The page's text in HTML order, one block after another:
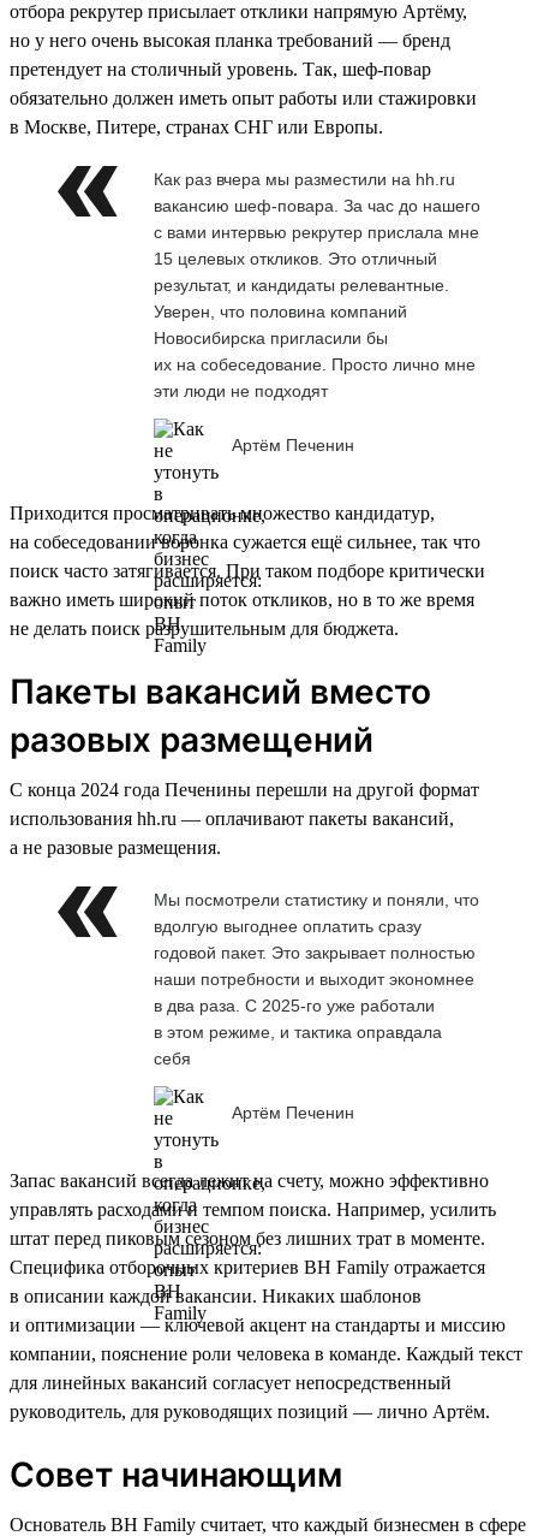
отбора рекрутер присылает отклики напрямую Артёму,
но у него очень высокая планка требований — бренд
претендует на столичный уровень. Так, шеф-повар
обязательно должен иметь опыт работы или стажировки
в Москве, Питере, странах СНГ или Европы.
Как раз вчера мы разместили на hh.ru
вакансию шеф-повара. За час до нашего
с вами интервью рекрутер прислала мне
15 целевых откликов. Это отличный
результат, и кандидаты релевантные.
Уверен, что половина компаний
Новосибирска пригласили бы
их на собеседование. Просто лично мне
эти люди не подходят
Артём Печенин
Приходится просматривать множество кандидатур,
на собеседовании воронка сужается ещё сильнее, так что
поиск часто затягивается. При таком подборе критически
важно иметь широкий поток откликов, но в то же время
не делать поиск разрушительным для бюджета.
Пакеты вакансий вместо
разовых размещений
С конца 2024 года Печенины перешли на другой формат
использования hh.ru — оплачивают пакеты вакансий,
а не разовые размещения.
Мы посмотрели статистику и поняли, что
вдолгую выгоднее оплатить сразу
годовой пакет. Это закрывает полностью
наши потребности и выходит экономнее
в два раза. С 2025-го уже работали
в этом режиме, и тактика оправдала
себя
Артём Печенин
Запас вакансий всегда лежит на счету, можно эффективно
управлять расходами и темпом поиска. Например, усилить
штат перед пиковым сезоном без лишних трат в моменте.
Специфика отборочных критериев BH Family отражается
в описании каждой вакансии. Никаких шаблонов
и оптимизации — ключевой акцент на стандарты и миссию
компании, пояснение роли человека в команде. Каждый текст
для линейных вакансий согласует непосредственный
руководитель, для руководящих позиций — лично Артём.
Совет начинающим
Основатель BH Family считает, что каждый бизнесмен в сфере